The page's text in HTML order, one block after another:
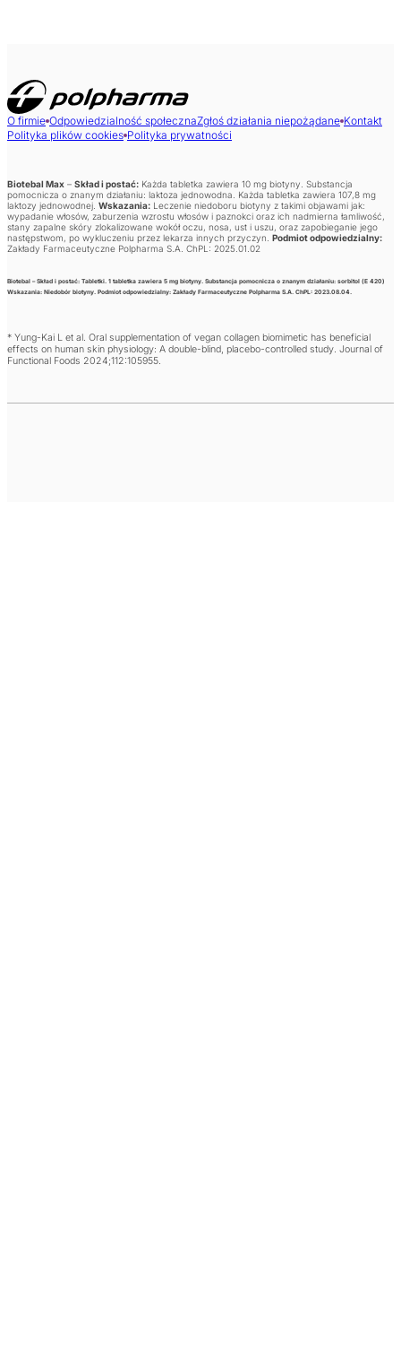
O firmie Odpowiedzialność społecznaZgłoś działania niepożądane Kontakt
Polityka plików cookies Polityka prywatności
Biotebal Max – Skład i postać: Każda tabletka zawiera 10 mg biotyny. Substancja
pomocnicza o znanym działaniu: laktoza jednowodna. Każda tabletka zawiera 107,8 mg
laktozy jednowodnej. Wskazania: Leczenie niedoboru biotyny z takimi objawami jak:
wypadanie włosów, zaburzenia wzrostu włosów i paznokci oraz ich nadmierna łamliwość,
stany zapalne skóry zlokalizowane wokół oczu, nosa, ust i uszu, oraz zapobieganie jego
następstwom, po wykluczeniu przez lekarza innych przyczyn. Podmiot odpowiedzialny:
Zakłady Farmaceutyczne Polpharma S.A. ChPL: 2025.01.02
Biotebal –Skład i postać: Tabletki. 1 tabletka zawiera 5 mg biotyny. Substancja pomocnicza o znanym działaniu: sorbitol (E 420)
Wskazania: Niedobór biotyny. Podmiot odpowiedzialny: Zakłady Farmaceutyczne Polpharma S.A. ChPL: 2023.08.04.
* Yung-Kai L et al. Oral supplementation of vegan collagen biomimetic has beneficial
effects on human skin physiology: A double-blind, placebo-controlled study. Journal of
Functional Foods 2024;112:105955.